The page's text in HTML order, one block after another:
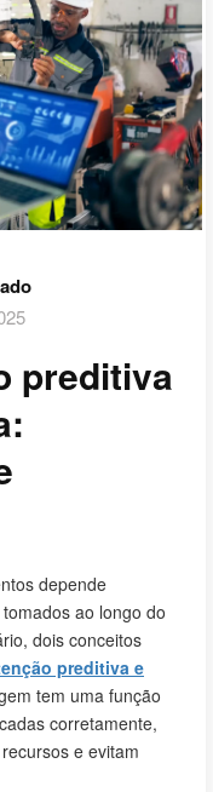
preditiva
depende
ao longo do
dois conceitos
preditiva e
tem uma função
corretamente,
e evitam